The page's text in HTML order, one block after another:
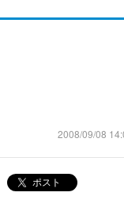
2008/09/08
ポスト